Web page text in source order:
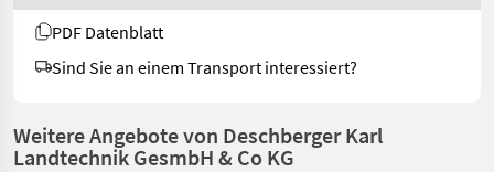
PDF Datenblatt
Sind Sie an einem Transport interessiert?
Weitere Angebote von Deschberger Karl
Landtechnik GesmbH & Co KG